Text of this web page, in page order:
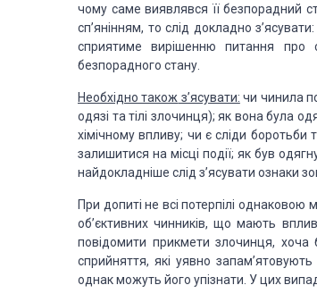
чому саме виявлявся її безпорадний
сп’янінням, то слід докладно
сприятиме вирішенню питання про
безпорадного стану.
Необхідно також з’ясувати: чи чинила
одязі та тілі злочинця); як вона була
хімічному впливу; чи є сліди боротьби
залишитися на місці події; як був
найдокладніше слід з’ясувати ознаки
При допиті не всі потерпілі однаковою
об’єктивних чинників, що мають
повідомити прикмети злочинця, хоча
сприйняття, які уявно
однак можуть його упізнати. У цих